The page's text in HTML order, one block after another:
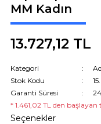
MM Kadın
13.727,12 TL
Kategori
Stok Kodu
Garanti Süresi
* 1.461,02 TL den başlayan
Seçenekler